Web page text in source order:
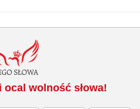
wolność słowa!